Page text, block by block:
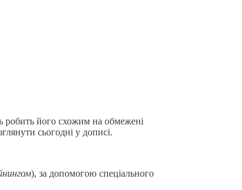
робить його схожим на обмежені
сьогодні у дописі.
), за допомогою спеціального